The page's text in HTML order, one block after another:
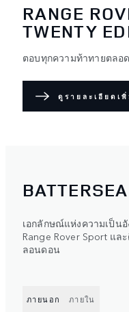
RANGE
TWENTY
ตอบทุกความท้าทายตลอ
ดูรายละเอียดเพิ่
เอกลักษณ์แห่งความเป็น
Range Rover Sport แ
ลอนดอน
ภายนอก ภายใน